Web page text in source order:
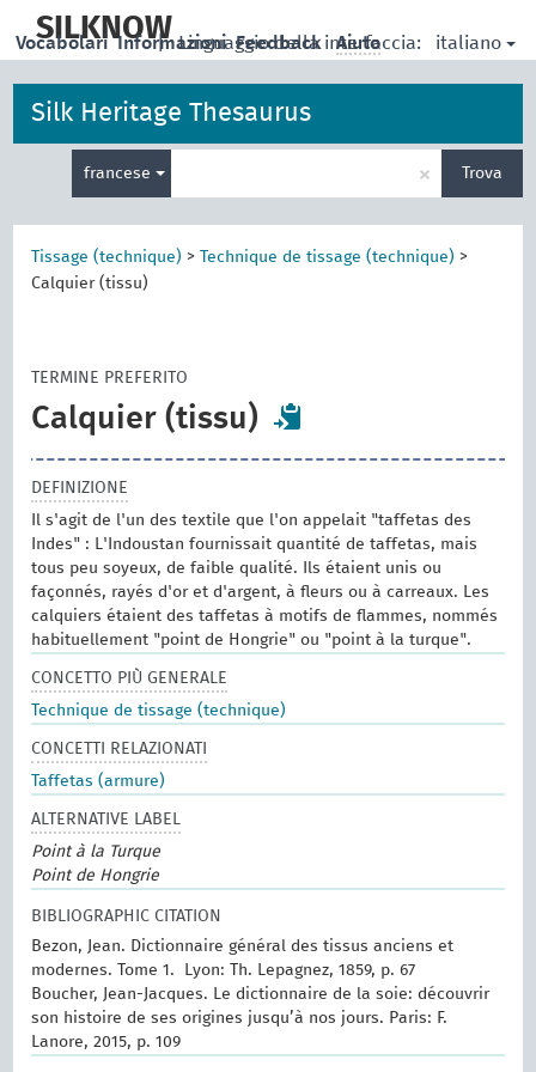
main
SILKNOW
| Linguaggio della interfaccia: italiano
Vocabolari Informazioni Feedback Aiuto
Silk Heritage Thesaurus
francese
per
la
× Trova
Tissage (technique) > Technique de tissage (technique) >
Calquier (tissu)
TERMINE PREFERITO
Calquier (tissu)
DEFINIZIONE
Il s'agit de l'un des textile que l'on appelait "taffetas des
Indes" : L'Indoustan fournissait quantité de taffetas, mais
tous peu soyeux, de faible qualité. Ils étaient unis ou
façonnés, rayés d'or et d'argent, à fleurs ou à carreaux. Les
calquiers étaient des taffetas à motifs de flammes, nommés
habituellement "point de Hongrie" ou "point à la turque".
CONCETTO PIÙ GENERALE
Technique de tissage (technique)
CONCETTI RELAZIONATI
Taffetas (armure)
ALTERNATIVE LABEL
Point à la Turque
Point de Hongrie
BIBLIOGRAPHIC CITATION
Bezon, Jean. Dictionnaire général des tissus anciens et
modernes.‎ Tome 1. ‎ Lyon: Th. Lepagnez, 1859, p. 67
Boucher, Jean-Jacques. Le dictionnaire de la soie: découvrir
son histoire de ses origines jusqu’à nos jours. Paris: F.
Lanore, 2015, p. 109